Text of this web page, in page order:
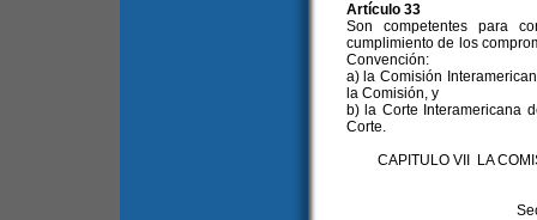
Artículo 33
Son competentes para
cumplimiento de los
Convención:
a) la Comisión
la Comisión, y
b) la Corte Interamericana
Corte.
CAPITULO VII LA